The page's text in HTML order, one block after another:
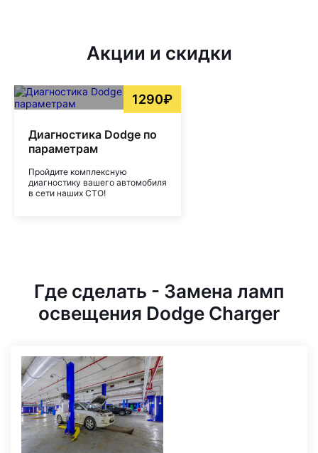
Акции и скидки
1290₽
Диагностика Dodge по
параметрам
Пройдите комплексную
диагностику вашего автомобиля
в сети наших СТО!
Где сделать - Замена ламп
освещения Dodge Charger